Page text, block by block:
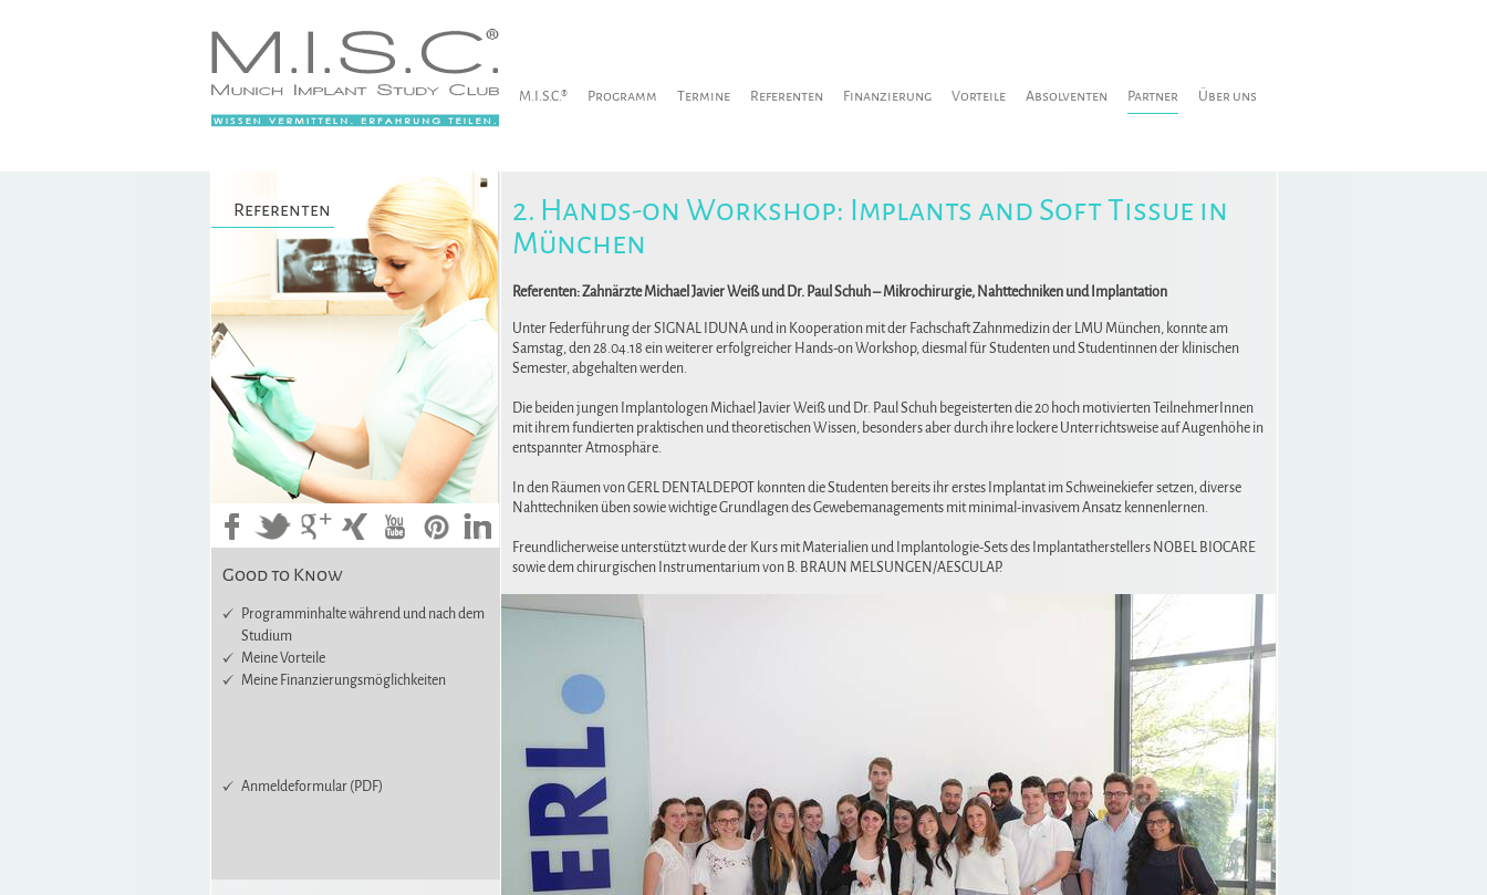
M.I.S.C.® Programm Termine Referenten Finanzierung Vorteile Absolventen Partner Über uns
Referenten
Good to Know
Programminhalte während und nach dem
Studium
Meine Vorteile
Meine Finanzierungsmöglichkeiten
Anmeldeformular (PDF)
2. Hands-on Workshop: Implants and Soft Tissue in
München
Referenten: Zahnärzte Michael Javier Weiß und Dr. Paul Schuh – Mikrochirurgie, Nahttechniken und Implantation
Unter Federführung der SIGNAL IDUNA und in Kooperation mit der Fachschaft Zahnmedizin der LMU München, konnte am
Samstag, den 28.04.18 ein weiterer erfolgreicher Hands-on Workshop, diesmal für Studenten und Studentinnen der klinischen
Semester, abgehalten werden.
Die beiden jungen Implantologen Michael Javier Weiß und Dr. Paul Schuh begeisterten die 20 hoch motivierten TeilnehmerInnen
mit ihrem fundierten praktischen und theoretischen Wissen, besonders aber durch ihre lockere Unterrichtsweise auf Augenhöhe in
entspannter Atmosphäre.
In den Räumen von GERL DENTALDEPOT konnten die Studenten bereits ihr erstes Implantat im Schweinekiefer setzen, diverse
Nahttechniken üben sowie wichtige Grundlagen des Gewebemanagements mit minimal-invasivem Ansatz kennenlernen.
Freundlicherweise unterstützt wurde der Kurs mit Materialien und Implantologie-Sets des ImplantatherstellersNOBEL BIOCARE
sowie dem chirurgischen Instrumentarium vonB. BRAUN MELSUNGEN/AESCULAP.